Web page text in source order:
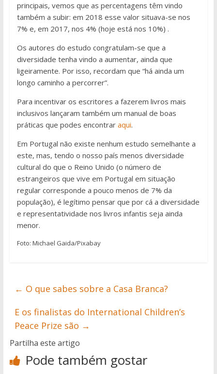
principais, vemos que as percentagens têm vindo
também a subir: em 2018 esse valor situava-se nos
7% e, em 2017, nos 4% (hoje está nos 10%) .
Os autores do estudo congratulam-se que a
diversidade tenha vindo a aumentar, ainda que
ligeiramente. Por isso, recordam que “há ainda um
longo caminho a percorrer”.
Para incentivar os escritores a fazerem livros mais
inclusivos lançaram também um manual de boas
práticas que podes encontrar aqui.
Em Portugal não existe nenhum estudo semelhante a
este, mas, tendo o nosso país menos diversidade
cultural do que o Reino Unido (o número de
estrangeiros que vive em Portugal em situação
regular corresponde a pouco menos de 7% da
população), é legítimo pensar que por cá a diversidade
e representatividade nos livros infantis seja ainda
menor.
Foto: Michael Gaida/Pixabay
← O que sabes sobre a Casa Branca?
E os finalistas do International Children’s
Peace Prize são →
Partilha este artigo
Pode também gostar